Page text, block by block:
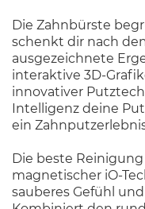
Die Zahnbürste
schenkt dir nach
ausgezeichnete
interaktive 3D-
innovativer
Intelligenz deine
ein
Die beste
magnetischer iO-
sauberes Gefühl